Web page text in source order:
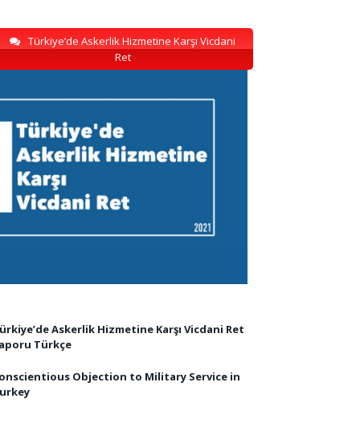
Türkiye’de Askerlik Hizmetine Karşı Vicdani
Ret
Askerlik Hizmetine Karşı Vicdani Ret
Türkçe
Objection to Military Service in